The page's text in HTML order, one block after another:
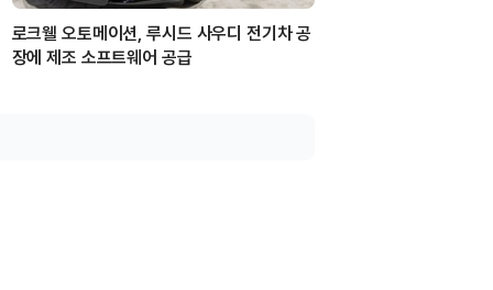
로크웰 오토메이션, 루시드 사우디 전기차 공
장에 제조 소프트웨어 공급